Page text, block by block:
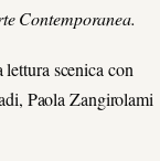
Contemporanea.
lettura scenica con
Paola Zangirolami